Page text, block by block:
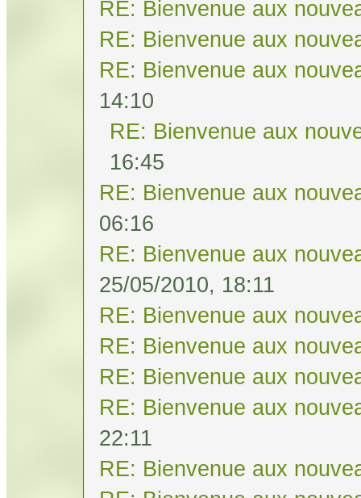
RE: Bienvenue aux
RE: Bienvenue aux
RE: Bienvenue aux
14:10
RE: Bienvenue aux
16:45
RE: Bienvenue aux
06:16
RE: Bienvenue aux
25/05/2010, 18:11
RE: Bienvenue aux
RE: Bienvenue aux
RE: Bienvenue aux
RE: Bienvenue aux
22:11
RE: Bienvenue aux